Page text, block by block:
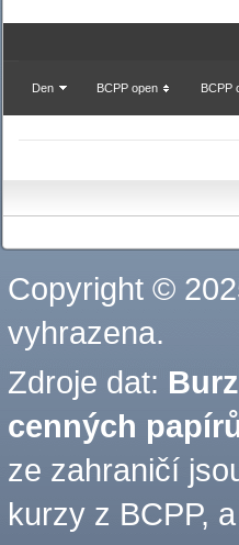
Den BCPP open BCPP
Copyright ©
vyhrazena.
Zdroje dat:
cenných
ze zahraničí
kurzy z BCPP,